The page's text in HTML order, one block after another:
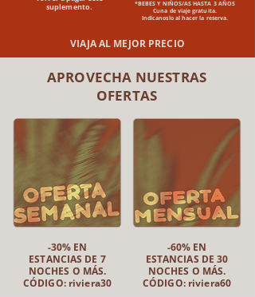
*BEBES Y NIÑOS/AS HASTA 3 AÑOS
Cuna de viaje gratuita.
Indícanoslo al hacer la reserva.
VIAJA AL MEJOR PRECIO
suplemento.
APROVECHA NUESTRAS
OFERTAS
-30% EN
ESTANCIAS DE 7
NOCHES O MÁS.
CÓDIGO: riviera30
-60% EN
ESTANCIAS DE 30
NOCHES O MÁS.
CÓDIGO: riviera60